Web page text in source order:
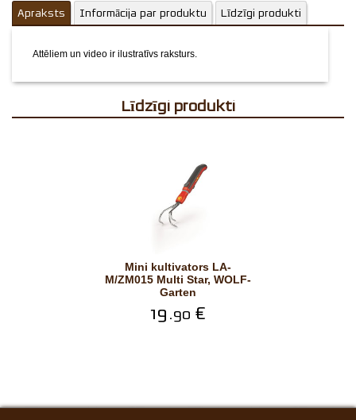
Apraksts Informācija par produktu Līdzīgi produkti
Attēliem un video ir ilustratīvs raksturs.
Līdzīgi produkti
Mini kultivators LA-
M/ZM015 Multi Star, WOLF-
Garten
19.90 €